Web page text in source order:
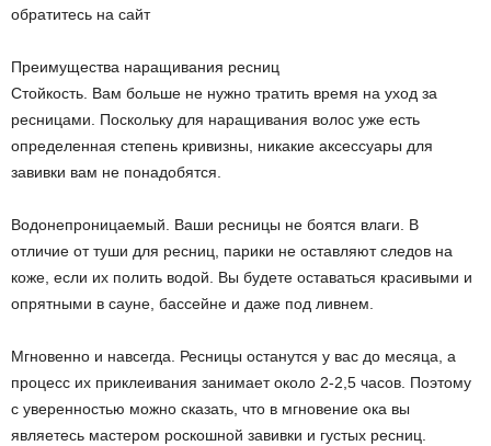
обратитесь на сайт
Преимущества наращивания ресниц
Стойкость. Вам больше не нужно тратить время на уход за
ресницами. Поскольку для наращивания волос уже есть
определенная степень кривизны, никакие аксессуары для
завивки вам не понадобятся.
Водонепроницаемый. Ваши ресницы не боятся влаги. В
отличие от туши для ресниц, парики не оставляют следов на
коже, если их полить водой. Вы будете оставаться красивыми и
опрятными в сауне, бассейне и даже под ливнем.
Мгновенно и навсегда. Ресницы останутся у вас до месяца, а
процесс их приклеивания занимает около 2-2,5 часов. Поэтому
с уверенностью можно сказать, что в мгновение ока вы
являетесь мастером роскошной завивки и густых ресниц.